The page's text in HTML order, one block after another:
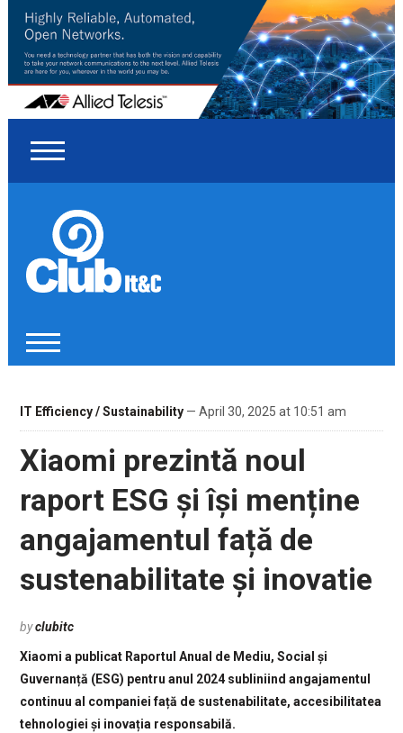
IT Efficiency / Sustainability— April 30, 2025 at 10:51 am
Xiaomi prezintă noul
raport ESG și își menține
angajamentul față de
sustenabilitate și inovatie
byclubitc
Xiaomi a publicat Raportul Anual de Mediu, Social și
Guvernanță (ESG) pentru anul 2024 subliniind angajamentul
continuu al companiei față de sustenabilitate, accesibilitatea
tehnologiei și inovația responsabilă.